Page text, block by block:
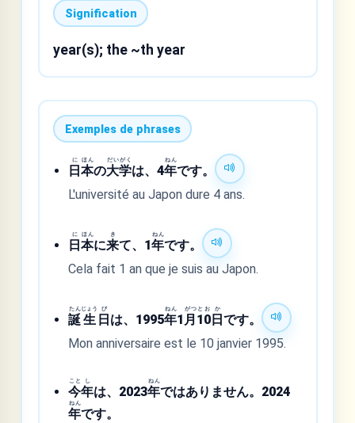
Signification
year(s); the ~th year
Exemples de phrases
日
に
本
ほん
の大
だい
学
がく
は、4年
ねん
です。
L'université au Japon dure 4 ans.
日
に
本
ほん
に来
き
て、1年
ねん
です。
Cela fait 1 an que je suis au Japon.
誕
たん
生
じょう
日
び
は、1995年
ねん
1 月
がつ
1
と
0
お
日
か
です。
Mon anniversaire est le 10 janvier 1995.
今
こと
年
し
は、2023年
ねん
ではありません。2024
年
ねん
です。